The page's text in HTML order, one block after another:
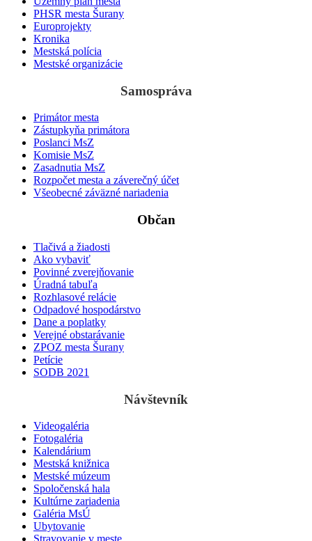
PHSR mesta Šurany
Europrojekty
Kronika
Mestská polícia
Mestské organizácie
Samospráva
Primátor mesta
Zástupkyňa primátora
Poslanci MsZ
Komisie MsZ
Zasadnutia MsZ
Rozpočet mesta a záverečný účet
Všeobecné záväzné nariadenia
Občan
Tlačivá a žiadosti
Ako vybaviť
Povinné zverejňovanie
Úradná tabuľa
Rozhlasové relácie
Odpadové hospodárstvo
Dane a poplatky
Verejné obstarávanie
ZPOZ mesta Šurany
Petície
SODB 2021
Návštevník
Videogaléria
Fotogaléria
Kalendárium
Mestská knižnica
Mestské múzeum
Spoločenská hala
Kultúrne zariadenia
Galéria MsÚ
Ubytovanie